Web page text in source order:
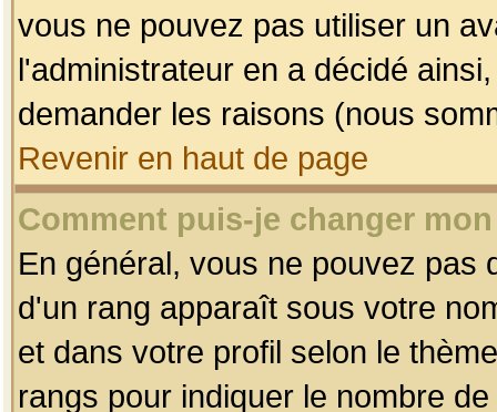
vous ne pouvez pas utiliser un
l'administrateur en a décidé
demander les raisons (nous
Revenir en haut de page
Comment puis-je changer
En général, vous ne pouvez pas
d'un rang apparaît sous votre
et dans votre profil selon le
rangs pour indiquer le nombre